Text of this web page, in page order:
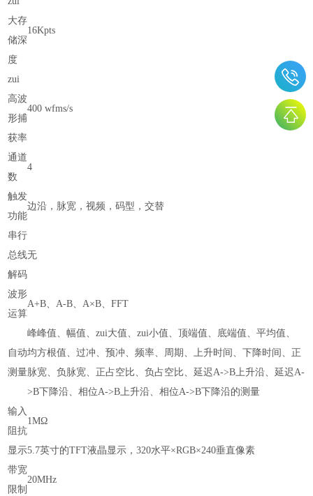
大存
储深
度
16Kpts
zui
高波
形捕
获率
400 wfms/s
通道
数
4
触发
功能
边沿，脉宽，视频，码型，交替
串行
总线
解码
无
波形
运算
A+B、A-B、A×B、FFT
自动
测量
峰峰值、幅值、zui大值、zui小值、顶端值、底端值、平均值、
均方根值、过冲、预冲、频率、周期、上升时间、下降时间、正
脉宽、负脉宽、正占空比、负占空比、延迟A->B上升沿、延迟A-
>B下降沿、相位A->B上升沿、相位A->B下降沿的测量
输入
阻抗
1MΩ
显示5.7英寸的TFT液晶显示，320水平×RGB×240垂直像素
带宽
限制
20MHz